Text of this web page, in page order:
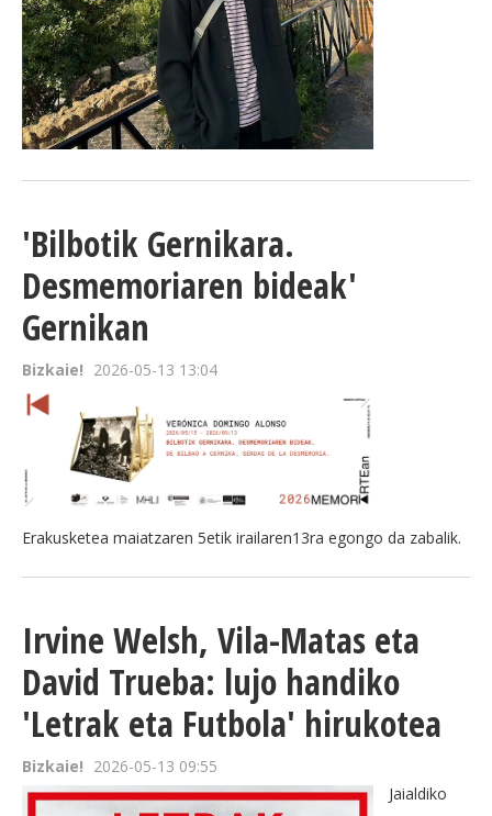
'Bilbotik Gernikara.
Desmemoriaren bideak'
Gernikan
Bizkaie! 2026-05-13 13:04
Erakusketea maiatzaren 5etik irailaren13ra egongo da zabalik.
Irvine Welsh, Vila-Matas eta
David Trueba: lujo handiko
'Letrak eta Futbola' hirukotea
Bizkaie! 2026-05-13 09:55
Jaialdiko